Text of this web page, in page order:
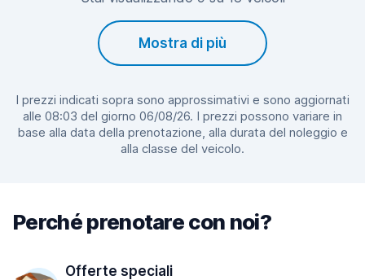
Mostra di più
I prezzi indicati sopra sono approssimativi e sono aggiornati
alle 08:03 del giorno 06/08/26. I prezzi possono variare in
base alla data della prenotazione, alla durata del noleggio e
alla classe del veicolo.
Perché prenotare con noi?
Offerte speciali